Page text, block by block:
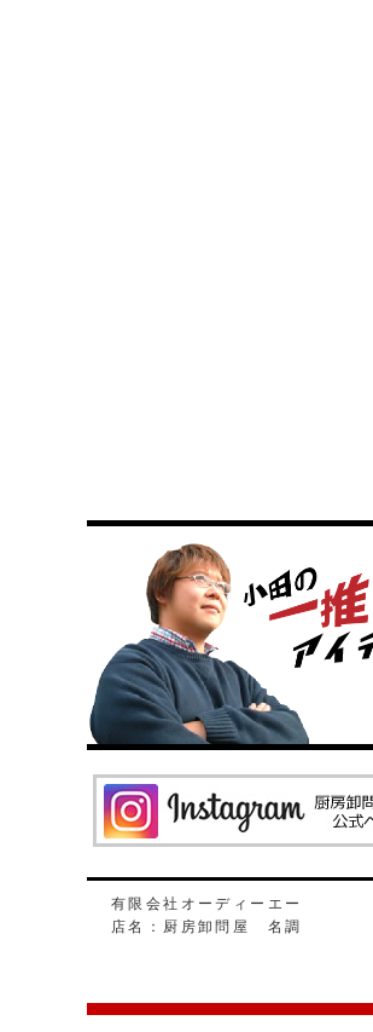
有限会社オーディーエー
店名：厨房卸問屋 名調